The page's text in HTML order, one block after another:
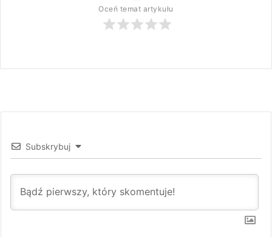
Oceń temat artykułu
Subskrybuj